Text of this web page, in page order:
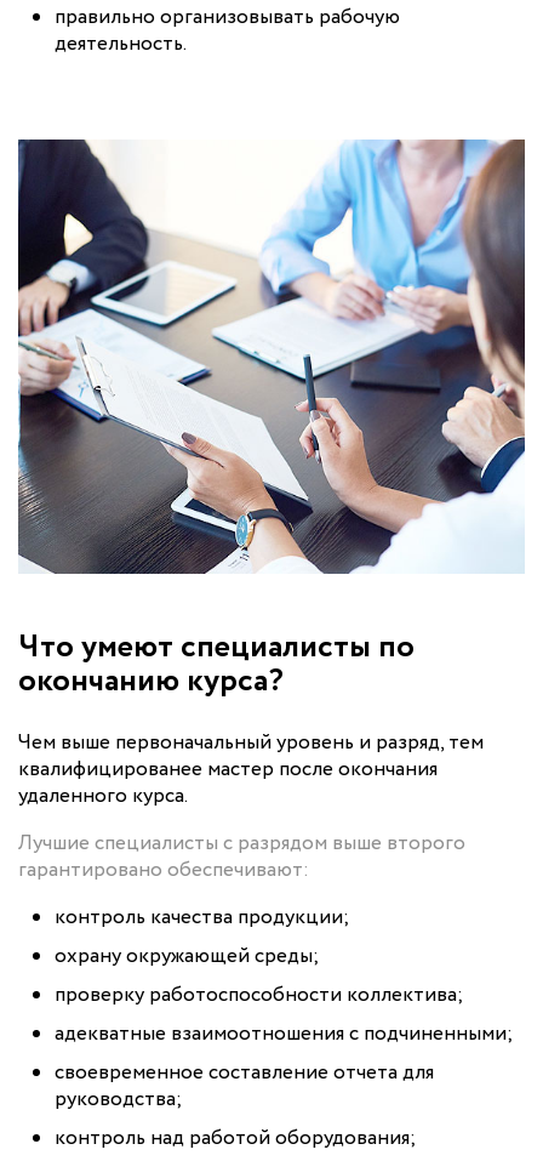
правильно организовывать рабочую
деятельность.
Что умеют специалисты по
окончанию курса?
Чем выше первоначальный уровень и разряд, тем
квалифицированее мастер после окончания
удаленного курса.
Лучшие специалисты с разрядом выше второго
гарантировано обеспечивают:
контроль качества продукции;
охрану окружающей среды;
проверку работоспособности коллектива;
адекватные взаимоотношения с подчиненными;
своевременное составление отчета для
руководства;
контроль над работой оборудования;